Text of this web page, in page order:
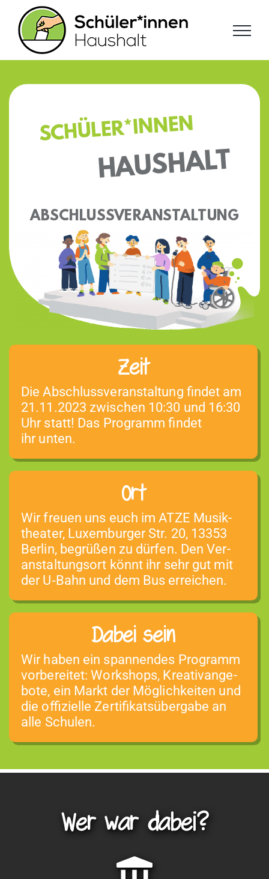
Inhalt
springen
SCHÜLER*INNEN
HAUSHALT
ABSCHLUSSVERANSTALTUNG
Zeit
Die Abschlussver­anstal­tung find­et am
21.11.2023 zwis­chen 10:30 und 16:30
Uhr statt! Das Pro­gramm find­et
ihr unten.
Ort
Wir freuen uns euch im ATZE Musik­
the­ater, Lux­em­burg­er Str. 20, 13353
Berlin, begrüßen zu dür­fen. Den Ver­
anstal­tung­sort kön­nt ihr sehr gut mit
der U‑Bahn und dem Bus erreichen.
Dabei sein
Wir haben ein span­nen­des Pro­gramm
vor­bere­it­et: Work­shops, Kreati­vange­
bote, ein Markt der Möglichkeit­en und
die offizielle Zer­ti­fikat­süber­gabe an
alle Schulen.
Wer war dabei?